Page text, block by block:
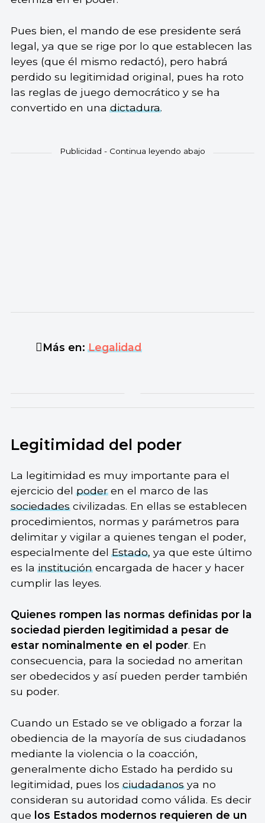
Pues bien, el mando de ese presidente será
legal, ya que se rige por lo que establecen las
leyes (que él mismo redactó), pero habrá
perdido su legitimidad original, pues ha roto
las reglas de juego democrático y se ha
convertido en unadictadura.
Más en:Legalidad
Legitimidad del poder
La legitimidad es muy importante para el
ejercicio delpoderen el marco de las
sociedadescivilizadas. En ellas se establecen
procedimientos, normas y parámetros para
delimitar y vigilar a quienes tengan el poder,
especialmente delEstado, ya que este último
es lainstituciónencargada de hacer y hacer
cumplir las leyes.
Quienes rompen las normas definidas por la
sociedad pierden legitimidad a pesar de
estar nominalmente en el poder. En
consecuencia, para la sociedad no ameritan
ser obedecidos y así pueden perder también
su poder.
Cuando un Estado se ve obligado a forzar la
obediencia de la mayoría de sus ciudadanos
mediante la violencia o la coacción,
generalmente dicho Estado ha perdido su
legitimidad, pues losciudadanosya no
consideran su autoridad como válida. Es decir
que los Estados modernos requieren de un